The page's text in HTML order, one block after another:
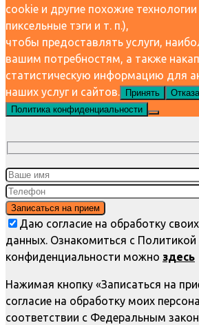
cookie и другие похожие
пиксельные тэги и т. п.),
чтобы предоставлять услуги,
вашим потребностям, а также
статистическую информацию для
наших услуг и сайтов. Принять
Политика конфиденциальности
Даю согласие на обработку
данных. Ознакомиться с Политикой
конфиденциальности можно здесь
Нажимая кнопку «Записаться на
согласие на обработку моих
соответствии с Федеральным